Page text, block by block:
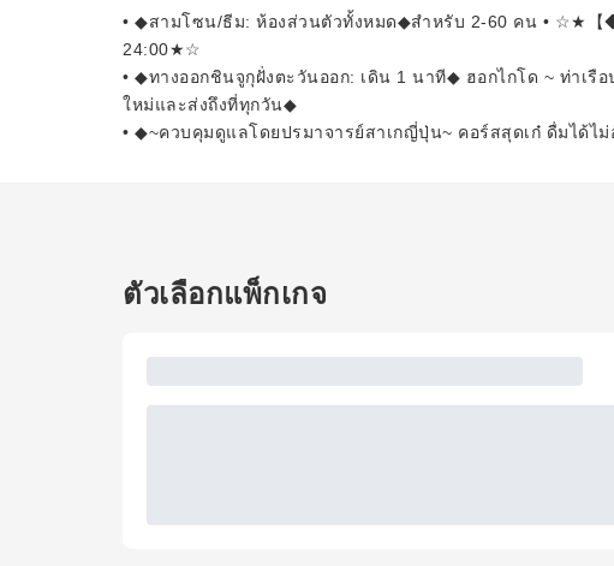
• ◆สามโซน/ธีม: ห้องส่วนตัวทั้งหมด◆สำหรับ 2-60 คน • ☆★
24:00★☆
• ◆ทางออกชินจูกุฝั่งตะวันออก: เดิน 1 นาที◆ ฮอกไกโด ~ ท่าเรื
ใหม่และส่งถึงที่ทุกวัน◆
• ◆~ควบคุมดูแลโดยปรมาจารย์สาเกญี่ปุ่น~ คอร์สสุดเก๋ ดื่มได้ไ
ตัวเลือกแพ็กเกจ